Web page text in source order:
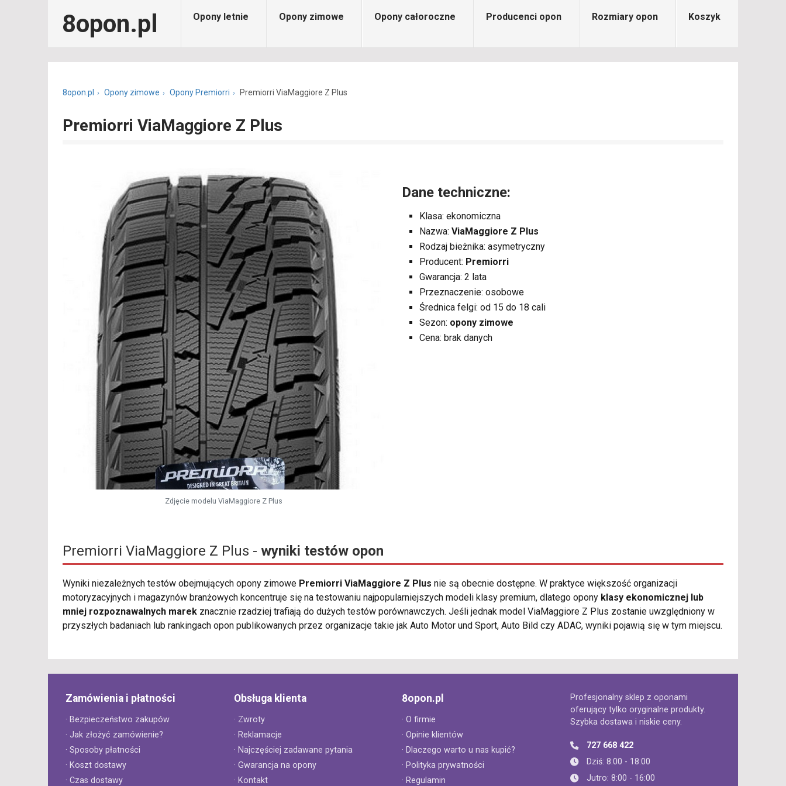
8opon.pl Opony letnie Opony zimowe Opony całoroczne Producenci opon Rozmiary opon Koszyk
8opon.pl Opony zimowe Opony Premiorri Premiorri ViaMaggiore Z Plus
Premiorri ViaMaggiore Z Plus
Zdjęcie modelu ViaMaggiore Z Plus
Dane techniczne:
Klasa: ekonomiczna
Nazwa: ViaMaggiore Z Plus
Rodzaj bieżnika: asymetryczny
Producent: Premiorri
Gwarancja: 2 lata
Przeznaczenie: osobowe
Średnica felgi: od 15 do 18 cali
Sezon: opony zimowe
Cena: brak danych
Premiorri ViaMaggiore Z Plus - wyniki testów opon
Wyniki niezależnych testów obejmujących opony zimowe Premiorri ViaMaggiore Z Plus nie są obecnie dostępne. W praktyce większość organizacji
motoryzacyjnych i magazynów branżowych koncentruje się na testowaniu najpopularniejszych modeli klasy premium, dlatego opony klasy ekonomicznej lub
mniej rozpoznawalnych marek znacznie rzadziej trafiają do dużych testów porównawczych. Jeśli jednak model ViaMaggiore Z Plus zostanie uwzględniony w
przyszłych badaniach lub rankingach opon publikowanych przez organizacje takie jak Auto Motor und Sport, Auto Bild czy ADAC, wyniki pojawią się w tym miejscu.
Zamówienia i płatności
· Bezpieczeństwo zakupów
· Jak złożyć zamówienie?
· Sposoby płatności
· Koszt dostawy
· Czas dostawy
Obsługa klienta
· Zwroty
· Reklamacje
· Najczęściej zadawane pytania
· Gwarancja na opony
· Kontakt
8opon.pl
· O firmie
· Opinie klientów
· Dlaczego warto u nas kupić?
· Polityka prywatności
· Regulamin
Profesjonalny sklep z oponami
oferujący tylko oryginalne produkty.
Szybka dostawa i niskie ceny.
727 668 422
Dziś: 8:00 - 18:00
Jutro: 8:00 - 16:00